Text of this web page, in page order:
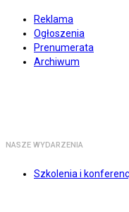
Reklama
Ogłoszenia
Prenumerata
Archiwum
NASZE WYDARZENIA
Szkolenia i